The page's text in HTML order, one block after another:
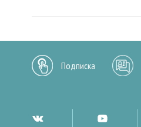
Подписка